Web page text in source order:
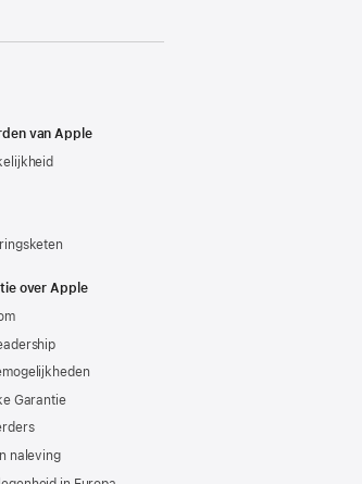
van Apple
over Apple
Garantie
naleving